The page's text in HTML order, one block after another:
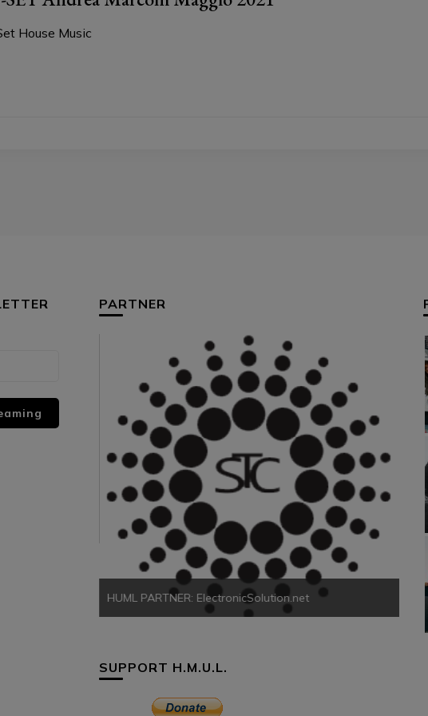
House Music
PARTNER
HUML PARTNER: ElectronicSolution.net
SUPPORT H.M.U.L.